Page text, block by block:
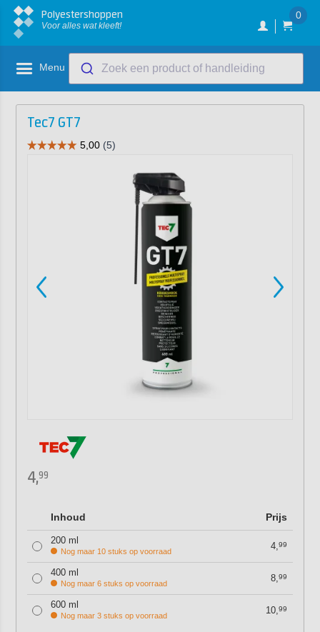
Polyestershoppen
Voor alles wat kleeft!
0
Menu Zoek een product of handleiding
Tec7 GT7
4,99
Inhoud Prijs
200 ml
Nog maar 10 stuks op voorraad 4,99
400 ml
Nog maar 6 stuks op voorraad 8,99
600 ml
Nog maar 3 stuks op voorraad 10,99